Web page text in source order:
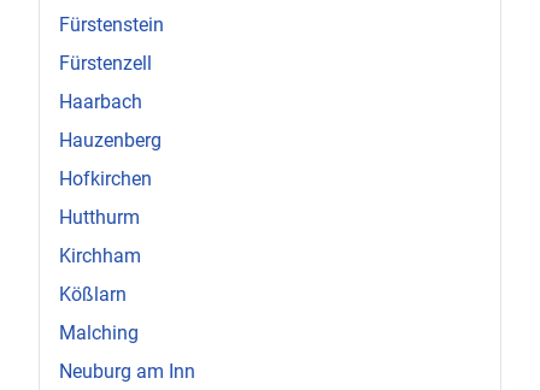
Fürstenstein
Fürstenzell
Haarbach
Hauzenberg
Hofkirchen
Hutthurm
Kirchham
Kößlarn
Malching
Neuburg am Inn